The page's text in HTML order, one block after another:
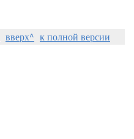
вверх^ к полной версии